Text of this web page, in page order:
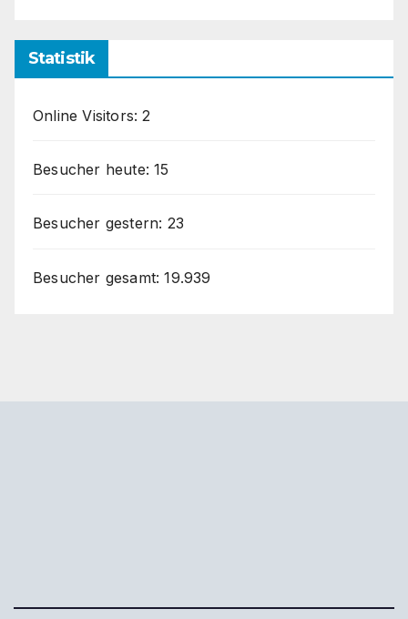
Statistik
Online Visitors:2
Besucher heute:15
Besucher gestern: 23
Besucher gesamt:19.939